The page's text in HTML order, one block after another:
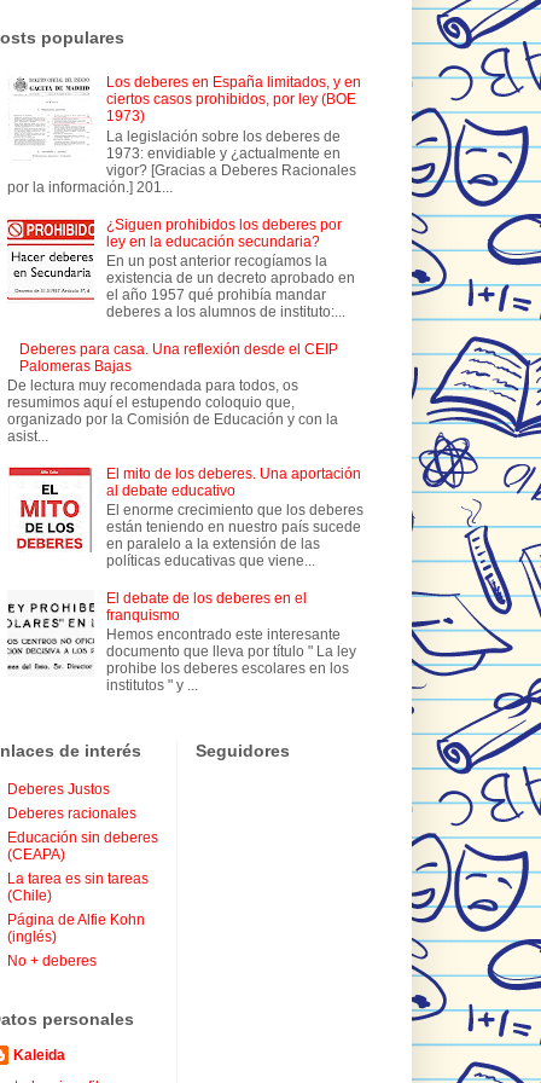
populares
Los deberes en España limitados, y en
ciertos casos prohibidos, por ley (BOE
1973)
La legislación sobre los deberes de
1973: envidiable y ¿actualmente en
vigor? [Gracias a Deberes Racionales
por la información.] 201...
¿Siguen prohibidos los deberes por
ley en la educación secundaria?
En un post anterior recogíamos la
existencia de un decreto aprobado en
el año 1957 qué prohibía mandar
deberes a los alumnos de instituto:...
Deberes para casa. Una reflexión desde el CEIP
Palomeras Bajas
De lectura muy recomendada para todos, os
resumimos aquí el estupendo coloquio que,
organizado por la Comisión de Educación y con la
asist...
El mito de los deberes. Una aportación
al debate educativo
El enorme crecimiento que los deberes
están teniendo en nuestro país sucede
en paralelo a la extensión de las
políticas educativas que viene...
El debate de los deberes en el
franquismo
Hemos encontrado este interesante
documento que lleva por título " La ley
prohibe los deberes escolares en los
institutos " y ...
de interés
Deberes Justos
Deberes racionales
Educación sin deberes
(CEAPA)
La tarea es sin tareas
(Chile)
Página de Alfie Kohn
(inglés)
No + deberes
personales
Kaleida
Seguidores